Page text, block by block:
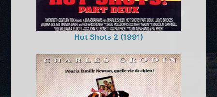
Hot Shots 2 (1991)